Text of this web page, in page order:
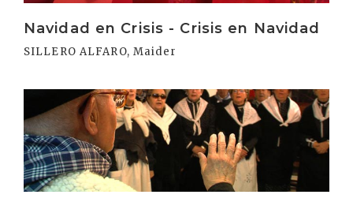
Navidad en Crisis - Crisis en Navidad
SILLERO ALFARO, Maider
Irakurri